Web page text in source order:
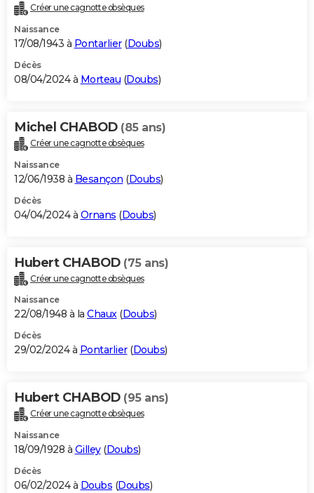
Créer une cagnotte obsèques
Naissance
17/08/1943 à Pontarlier(Doubs)
Décès
08/04/2024 à Morteau (Doubs)
Michel CHABOD (85 ans)
Créer une cagnotte obsèques
Naissance
12/06/1938 à Besançon (Doubs)
Décès
04/04/2024 à Ornans (Doubs)
Hubert CHABOD (75 ans)
Créer une cagnotte obsèques
Naissance
22/08/1948 à la Chaux(Doubs)
Décès
29/02/2024 à Pontarlier(Doubs)
Hubert CHABOD (95 ans)
Créer une cagnotte obsèques
Naissance
18/09/1928 à Gilley(Doubs)
Décès
06/02/2024 à Doubs (Doubs)